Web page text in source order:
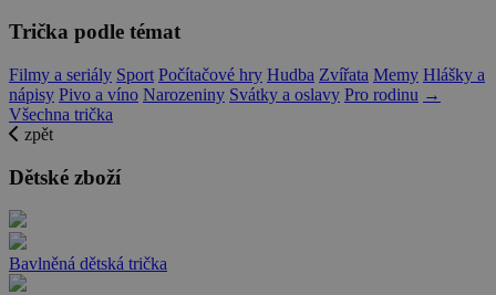
Trička podle témat
Filmy a seriály Sport Počítačové hry Hudba Zvířata Memy Hlášky a
nápisy Pivo a víno Narozeniny Svátky a oslavy Pro rodinu →
Všechna trička
zpět
Dětské zboží
Bavlněná dětská trička